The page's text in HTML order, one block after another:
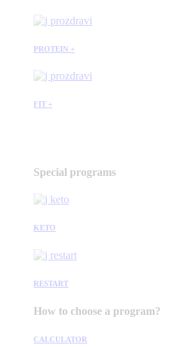
PROTEIN +
FIT +
Special programs
KETO
RESTART
How to choose a program?
CALCULATOR